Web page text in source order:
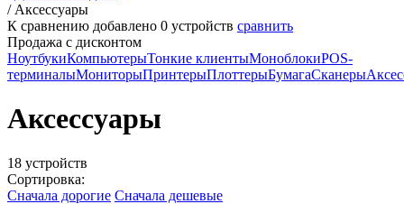
/ Аксессуары
К сравнению добавлено 0 устройств сравнить
Продажа с дисконтом
НоутбукиКомпьютерыТонкие клиентыМоноблокиPOS-
терминалыМониторыПринтерыПлоттерыБумагаСканеры
Аксессуары
18 устройств
Сортировка:
Сначала дорогие Сначала дешевые